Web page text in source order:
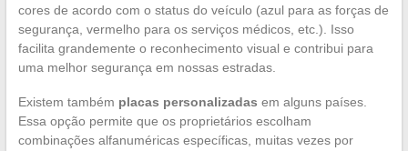
cores de acordo com o status do veículo (azul para as forças de
segurança, vermelho para os serviços médicos, etc.). Isso
facilita grandemente o reconhecimento visual e contribui para
uma melhor segurança em nossas estradas.
Existem também placas personalizadas em alguns países.
Essa opção permite que os proprietários escolham
combinações alfanuméricas específicas, muitas vezes por